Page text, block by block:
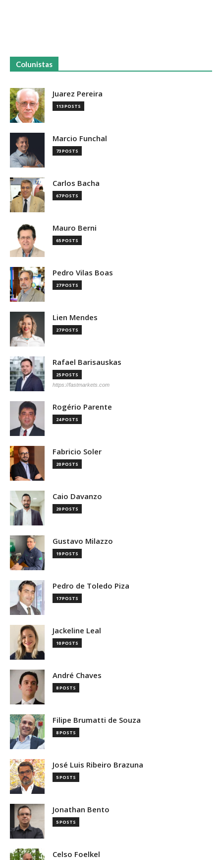
Colunistas
Juarez Pereira
113 POSTS
Marcio Funchal
73 POSTS
Carlos Bacha
67 POSTS
Mauro Berni
65 POSTS
Pedro Vilas Boas
27 POSTS
Lien Mendes
27 POSTS
Rafael Barisauskas
25 POSTS
https://fastmarkets.com
Rogério Parente
24 POSTS
Fabricio Soler
20 POSTS
Caio Davanzo
20 POSTS
Gustavo Milazzo
19 POSTS
Pedro de Toledo Piza
17 POSTS
Jackeline Leal
10 POSTS
André Chaves
8 POSTS
Filipe Brumatti de Souza
8 POSTS
José Luis Ribeiro Brazuna
5 POSTS
Jonathan Bento
5 POSTS
Celso Foelkel